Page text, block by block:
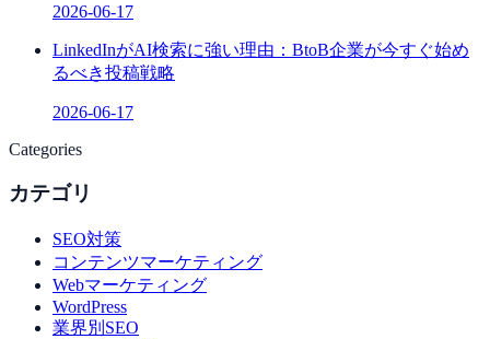
2026-06-17
LinkedInがAI検索に強い理由：BtoB企業が今すぐ始め
るべき投稿戦略
2026-06-17
Categories
カテゴリ
SEO対策
コンテンツマーケティング
Webマーケティング
WordPress
業界別SEO